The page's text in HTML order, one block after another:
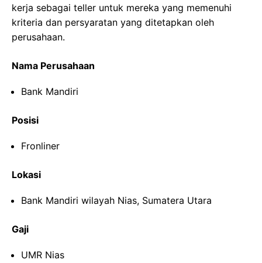
kerja sebagai teller untuk mereka yang memenuhi
kriteria dan persyaratan yang ditetapkan oleh
perusahaan.
Nama Perusahaan
Bank Mandiri
Posisi
Fronliner
Lokasi
Bank Mandiri wilayah Nias, Sumatera Utara
Gaji
UMR Nias